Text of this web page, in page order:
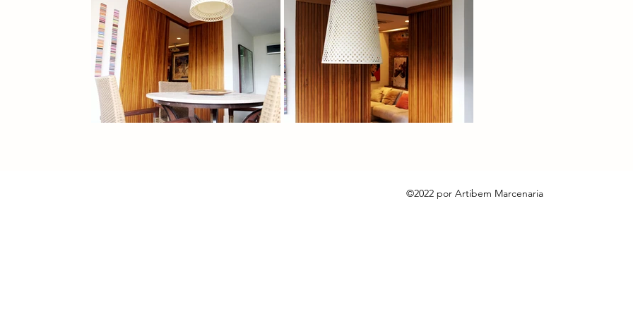
©2022 por Artibem Marcenaria